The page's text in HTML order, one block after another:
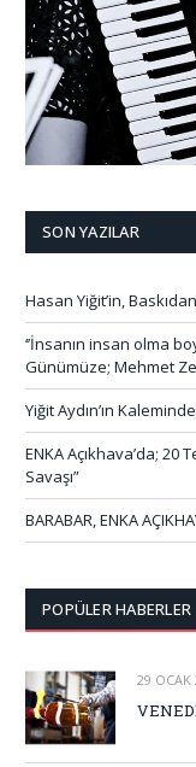
SON YAZILAR
Hasan Yiğit’in,
‘’İnsanın insan olma
Günümüze; Mehmet
Yiğit Aydın’ın
ENKA Açıkhava’da; 20
Savaşı”
BARABAR, ENKA
POPÜLER HABERLER
29 OCAK